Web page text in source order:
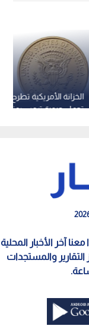
الخزانة الأمريكية تطرح
تحمل صورة ترمب
آخر الأخبار المحلية
التقارير والمستجدات